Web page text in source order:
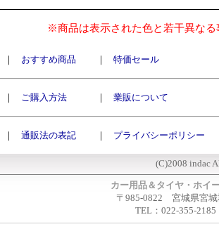
※商品は表示された色と若干異な
｜ おすすめ商品 ｜ 特価セール
｜ ご購入方法 ｜ 業販について
｜ 通販法の表記 ｜ プライバシーポリシー
(C)2008 indac
カー用品＆タイヤ・ホイ
〒985-0822 宮城県宮城
TEL：022-355-